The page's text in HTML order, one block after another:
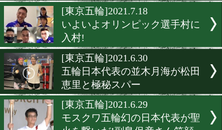
日本代表の成松大介がおで
陥没骨折で棄権
[東京五輪]2021.7.25
女子フライ級日本代表の並
海が1回戦突破!
[東京五輪]2021.7.24
日本代表の入江聖奈と岡澤